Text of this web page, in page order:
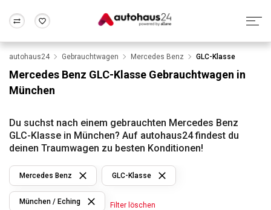
Wir bewerten dein Auto
Alle Fragen & Antworten
Rund um die Inzahlungnahme
autohaus24 Gebrauchtwagen Mercedes Benz GLC-Klasse
Mercedes Benz GLC-Klasse Gebrauchtwagen in
München
Du suchst nach einem gebrauchten Mercedes Benz
GLC-Klasse in München? Auf autohaus24 findest du
deinen Traumwagen zu besten Konditionen!
Mercedes Benz GLC-Klasse
München / Eching Filter löschen